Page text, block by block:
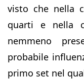
visto che nella
quarti e nella
nemmeno
probabile
primo set nel